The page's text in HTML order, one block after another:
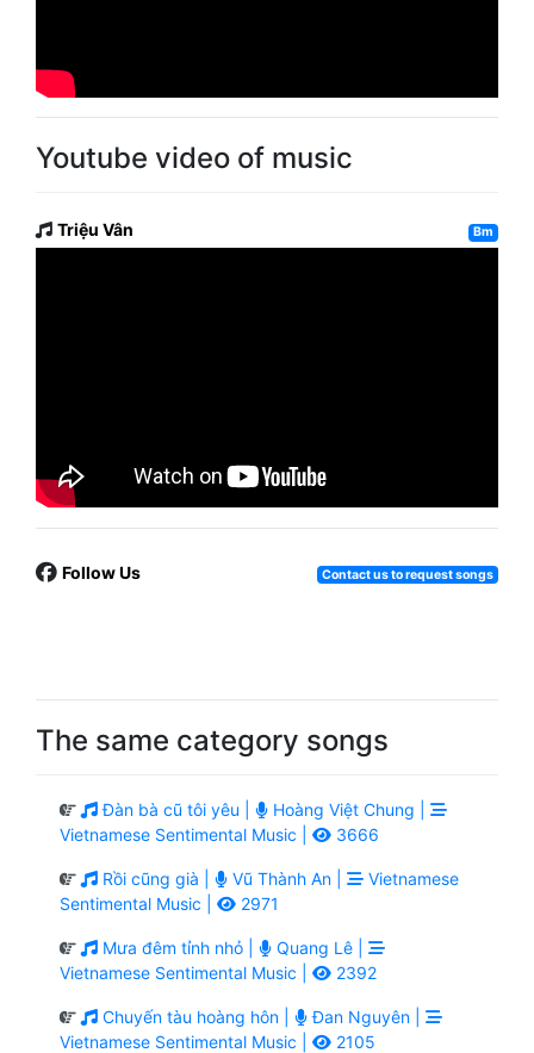
Youtube video of music
Triệu Vân Bm
Follow Us Contact us to request songs
The same category songs
Đàn bà cũ tôi yêu |
Hoàng Việt Chung |
Vietnamese Sentimental Music |
3666
Rồi cũng già | Vũ Thành An |
Vietnamese
Sentimental Music |
2971
Mưa đêm tỉnh nhỏ |
Quang Lê |
Vietnamese Sentimental Music |
2392
Chuyến tàu hoàng hôn |
Đan Nguyên |
Vietnamese Sentimental Music |
2105